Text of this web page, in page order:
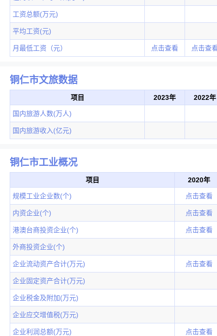
工资总额(万元)
平均工资(元)
月最低工资（元） 点击查看 点击查
铜仁市文旅数据
项目 2023年 2022年
国内旅游人数(万人)
国内旅游收入(亿元)
铜仁市工业概况
项目 2020年
规模工业企业数(个) 点击查看
内资企业(个) 点击查看
港澳台商投资企业(个) 点击查看
外商投资企业(个)
企业流动资产合计(万元) 点击查看
企业固定资产合计(万元)
企业税金及附加(万元)
企业应交增值税(万元)
企业利润总额(万元) 点击查看